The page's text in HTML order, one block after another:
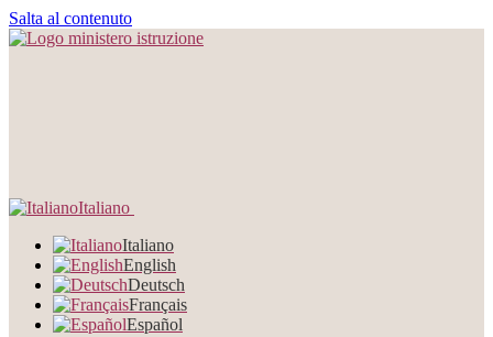
Salta al contenuto
Italiano
Italiano
English
Deutsch
Français
Español